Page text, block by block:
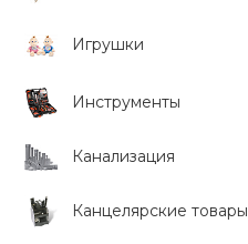
Игрушки
Инструменты
Канализация
Канцелярские товары